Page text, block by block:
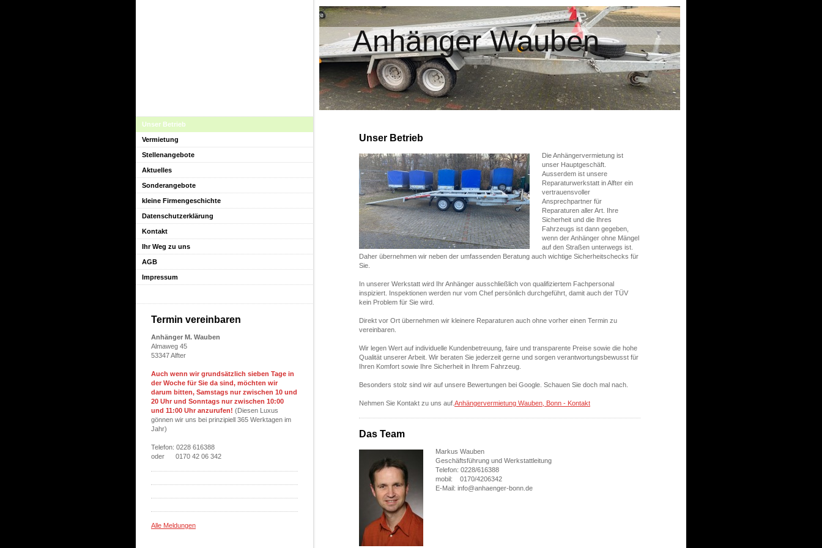
Anhänger Wauben
Unser Betrieb
Die Anhängervermietung ist
unser Hauptgeschäft.
Ausserdem ist unsere
Reparaturwerkstatt in Alfter ein
vertrauensvoller
Ansprechpartner für
Reparaturen aller Art. Ihre
Sicherheit und die Ihres
Fahrzeugs ist dann gegeben,
wenn der Anhänger ohne Mängel
auf den Straßen unterwegs ist.
Daher übernehmen wir neben der umfassenden Beratung auch wichtige Sicherheitschecks für
Sie.
In unserer Werkstatt wird Ihr Anhänger ausschließlich von qualifiziertem Fachpersonal
inspiziert. Inspektionen werden nur vom Chef persönlich durchgeführt, damit auch der TÜV
kein Problem für Sie wird.
Direkt vor Ort übernehmen wir kleinere Reparaturen auch ohne vorher einen Termin zu
vereinbaren.
Wir legen Wert auf individuelle Kundenbetreuung, faire und transparente Preise sowie die hohe
Qualität unserer Arbeit. Wir beraten Sie jederzeit gerne und sorgen verantwortungsbewusst für
Ihren Komfort sowie Ihre Sicherheit in Ihrem Fahrzeug.
Besonders stolz sind wir auf unsere Bewertungen bei Google. Schauen Sie doch mal nach.
Nehmen Sie Kontakt zu uns auf. Anhängervermietung Wauben, Bonn - Kontakt
Das Team
Markus Wauben
Geschäftsführung und Werkstattleitung
Telefon: 0228/616388
mobil: 0170/4206342
E-Mail: info@anhaenger-bonn.de
Unser Betrieb
Vermietung
Stellenangebote
Aktuelles
Sonderangebote
kleine Firmengeschichte
Datenschutzerklärung
Kontakt
Ihr Weg zu uns
AGB
Impressum
Termin vereinbaren
Anhänger M. Wauben
Almaweg 45
53347 Alfter
Auch wenn wir grundsätzlich sieben Tage in
der Woche für Sie da sind, möchten wir
darum bitten, Samstags nur zwischen 10 und
20 Uhr und Sonntags nur zwischen 10:00
und 11:00 Uhr anzurufen! (Diesen Luxus
gönnen wir uns bei prinzipiell 365 Werktagen im
Jahr)
Telefon: 0228 616388
oder 0170 42 06 342
Alle Meldungen